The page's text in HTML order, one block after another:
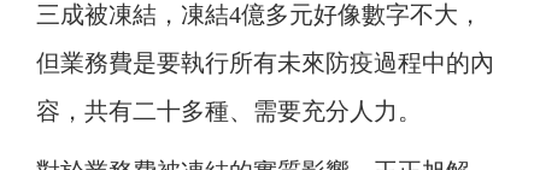
三成被凍結，凍結4億多元好像數字不大，
但業務費是要執行所有未來防疫過程中的內
容，共有二十多種、需要充分人力。